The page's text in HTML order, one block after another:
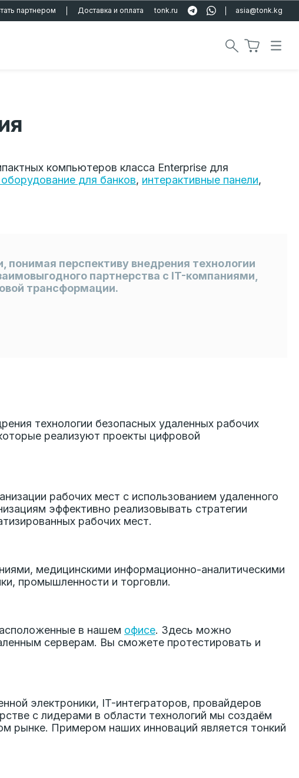
партнером Доставка и оплата tonk.ru asia@tonk.kg
компьютеров класса Enterprise для
для банков, интерактивные панели,
перспективу внедрения технологии
партнерства с IT-компаниями,
трансформации.
технологии безопасных удаленных рабочих
реализуют проекты цифровой
рабочих мест с использованием удаленного
эффективно реализовывать стратегии
рабочих мест.
медицинскими информационно-аналитическими
промышленности и торговли.
в нашем офисе. Здесь можно
серверам. Вы сможете протестировать и
электроники, IT-интеграторов, провайдеров
с лидерами в области технологий мы создаём
рынке. Примером наших инноваций является тонкий